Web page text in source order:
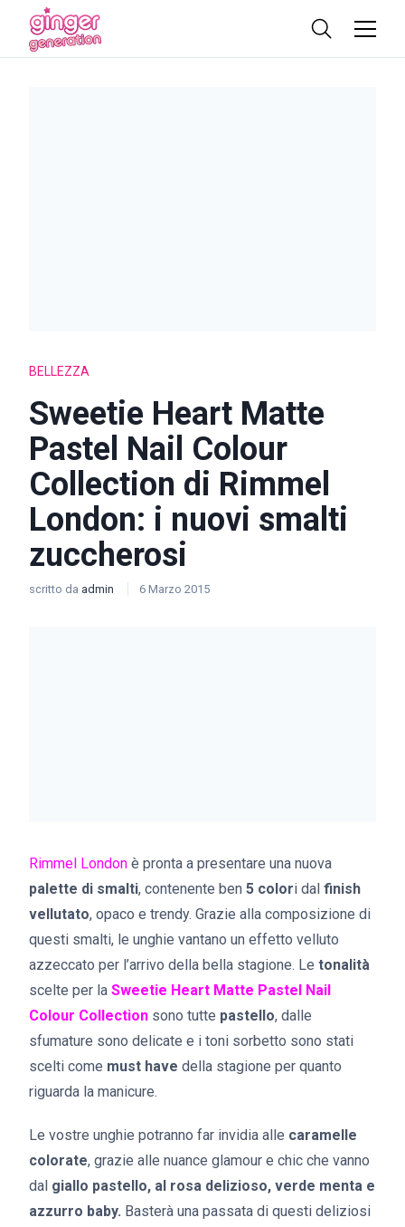
BELLEZZA
Sweetie Heart Matte
Pastel Nail Colour
Collection di Rimmel
London: i nuovi smalti
zuccherosi
scritto da admin 6 Marzo 2015
Rimmel London è pronta a presentare una nuova
palette di smalti, contenente ben 5 colori dal finish
vellutato, opaco e trendy. Grazie alla composizione di
questi smalti, le unghie vantano un effetto velluto
azzeccato per l’arrivo della bella stagione. Le tonalità
scelte per la Sweetie Heart Matte Pastel Nail
Colour Collection sono tutte pastello, dalle
sfumature sono delicate e i toni sorbetto sono stati
scelti come must have della stagione per quanto
riguarda la manicure.
Le vostre unghie potranno far invidia alle caramelle
colorate, grazie alle nuance glamour e chic che vanno
dal giallo pastello, al rosa delizioso, verde menta e
azzurro baby. Basterà una passata di questi deliziosi